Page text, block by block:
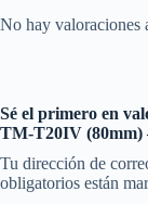
No hay valoraciones
Sé el primero en
TM-T20IV (80mm)
Tu dirección de
obligatorios están